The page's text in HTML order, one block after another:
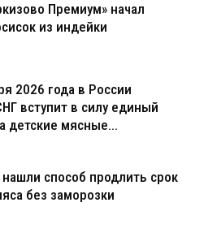
Премиум» начал
из индейки
2026 года в России
вступит в силу единый
детские мясные...
способ продлить срок
без заморозки